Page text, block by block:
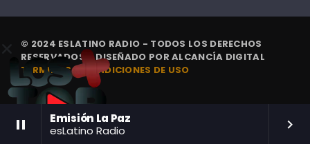
pause
Emisión La Paz
esLatino Radio
keyboard_arrow_right
© 2024 ESLATINO RADIO - TODOS LOS DERECHOS
RESERVADOS. | DISEÑADO PORALCANCÍA DIGITAL
TÉRMINOS Y CONDICIONES DE USO